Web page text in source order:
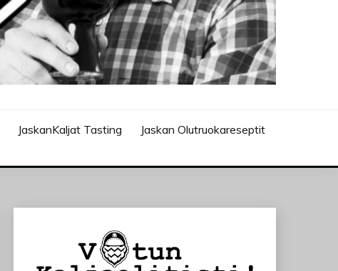
JaskanKaljat Tasting
Jaskan Olutruokareseptit